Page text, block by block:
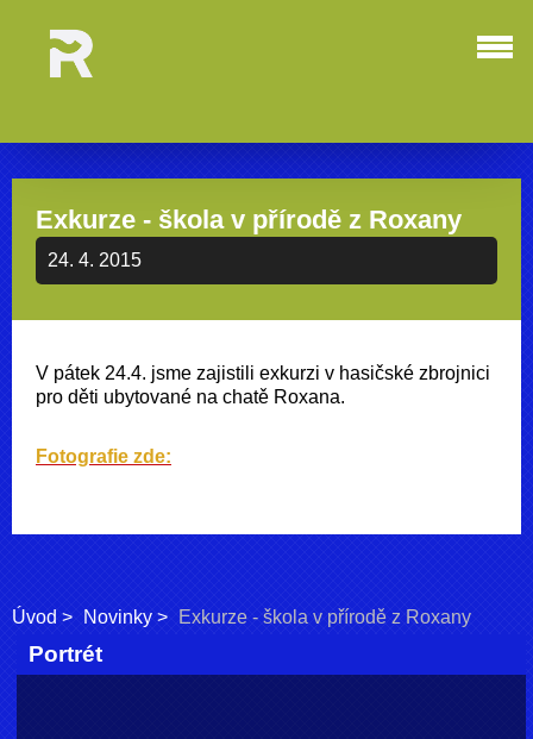
Exkurze - škola v přírodě z Roxany
24. 4. 2015
V pátek 24.4. jsme zajistili exkurzi v hasičské zbrojnici
pro děti ubytované na chatě Roxana.
Fotografie zde:
Úvod Novinky Exkurze - škola v přírodě z Roxany
Portrét